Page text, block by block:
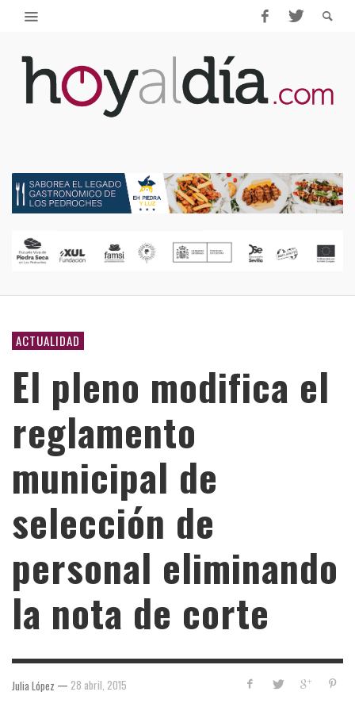
ACTUALIDAD
El pleno modifica el
reglamento
municipal de
selección de
personal eliminando
la nota de corte
Julia López — 28 abril, 2015